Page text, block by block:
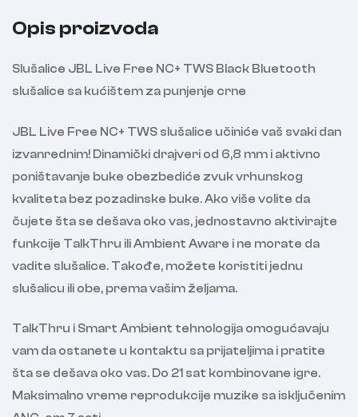
Opis proizvoda
Slušalice JBL Live Free NC+ TWS Black Bluetooth
slušalice sa kućištem za punjenje crne
JBL Live Free NC+ TWS slušalice učiniće vaš svaki dan
izvanrednim! Dinamički drajveri od 6,8 mm i aktivno
poništavanje buke obezbediće zvuk vrhunskog
kvaliteta bez pozadinske buke. Ako više volite da
čujete šta se dešava oko vas, jednostavno aktivirajte
funkcije TalkThru ili Ambient Aware i ne morate da
vadite slušalice. Takođe, možete koristiti jednu
slušalicu ili obe, prema vašim željama.
TalkThru i Smart Ambient tehnologija omogućavaju
vam da ostanete u kontaktu sa prijateljima i pratite
šta se dešava oko vas. Do 21 sat kombinovane igre.
Maksimalno vreme reprodukcije muzike sa isključenim